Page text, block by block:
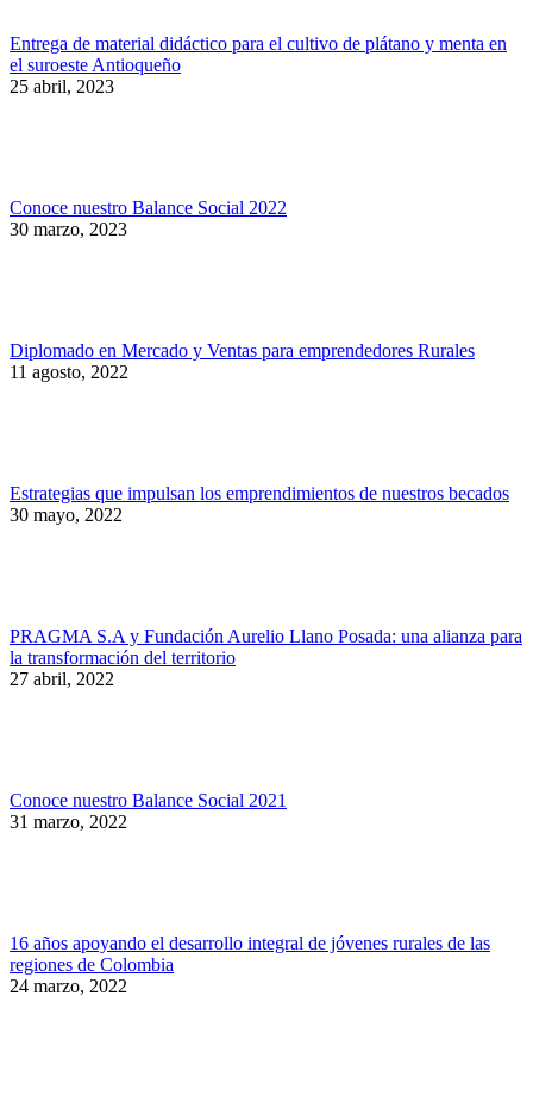
Entrega de material didáctico para el cultivo de plátano y menta en
el suroeste Antioqueño
25 abril, 2023
Conoce nuestro Balance Social 2022
30 marzo, 2023
Diplomado en Mercado y Ventas para emprendedores Rurales
11 agosto, 2022
Estrategias que impulsan los emprendimientos de nuestros becados
30 mayo, 2022
PRAGMA S.A y Fundación Aurelio Llano Posada: una alianza para
la transformación del territorio
27 abril, 2022
Conoce nuestro Balance Social 2021
31 marzo, 2022
16 años apoyando el desarrollo integral de jóvenes rurales de las
regiones de Colombia
24 marzo, 2022